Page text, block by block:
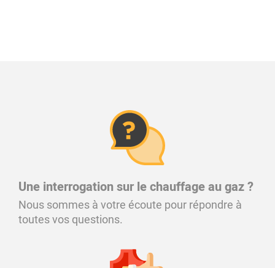
Une interrogation sur le chauffage au gaz ?
Nous sommes à votre écoute pour répondre à
toutes vos questions.